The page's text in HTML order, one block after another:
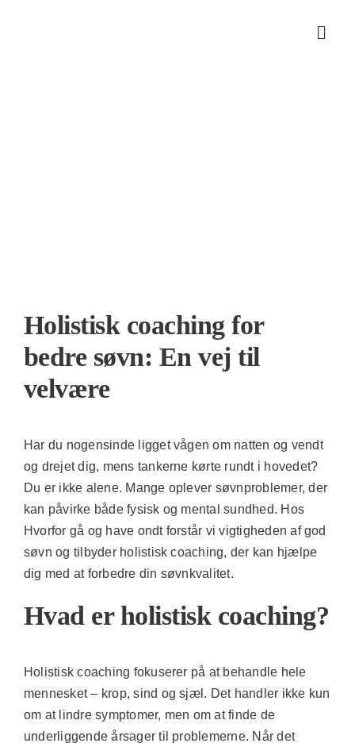
Holistisk coaching for
bedre søvn: En vej til
velvære
Har du nogensinde ligget vågen om natten og vendt
og drejet dig, mens tankerne kørte rundt i hovedet?
Du er ikke alene. Mange oplever søvnproblemer, der
kan påvirke både fysisk og mental sundhed. Hos
Hvorfor gå og have ondt forstår vi vigtigheden af god
søvn og tilbyder holistisk coaching, der kan hjælpe
dig med at forbedre din søvnkvalitet.
Hvad er holistisk coaching?
Holistisk coaching fokuserer på at behandle hele
mennesket – krop, sind og sjæl. Det handler ikke kun
om at lindre symptomer, men om at finde de
underliggende årsager til problemerne. Når det